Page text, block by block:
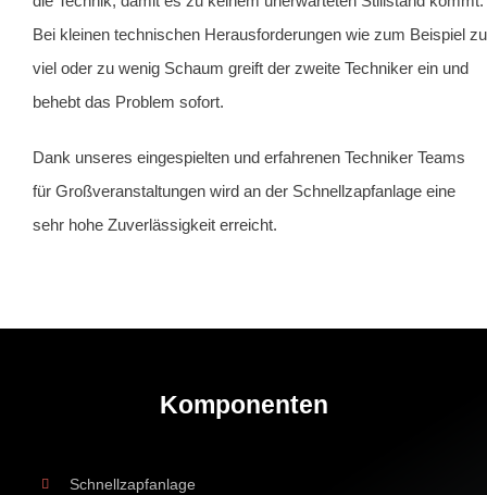
Bei kleinen technischen Herausforderungen wie zum Beispiel zu
viel oder zu wenig Schaum greift der zweite Techniker ein und
behebt das Problem sofort.
Dank unseres eingespielten und erfahrenen Techniker Teams
für Großveranstaltungen wird an der Schnellzapfanlage eine
sehr hohe Zuverlässigkeit erreicht.
Komponenten
Schnellzapfanlage